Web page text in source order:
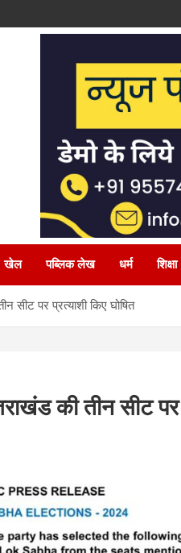
खेल पब्लिक लेख धर्म शिक्षा
सीट पर प्रत्याशी किए घोषित
की तीन सीट पर